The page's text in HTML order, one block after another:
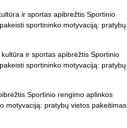
ir sportas apibrėžtis Sportinio
sportininko motyvaciją: pratybų
ir sportas apibrėžtis Sportinio
sportininko motyvaciją: pratybų
Sportinio rengimo aplinkos
motyvaciją: pratybų vietos pakeitimas,